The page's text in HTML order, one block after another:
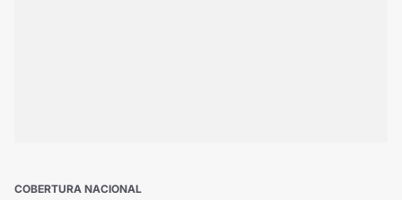
COBERTURA NACIONAL